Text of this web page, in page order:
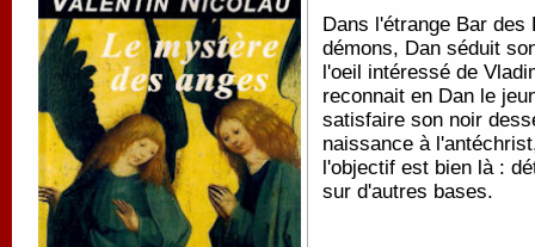
Dans l'étrange Bar
démons, Dan séduit
l'oeil intéressé de
reconnait en Dan le
satisfaire son noir
naissance à
l'objectif est bien là :
sur d'autres bases.